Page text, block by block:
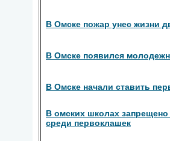
В Омске пожар унес жизни
В Омске появился
В Омске начали ставить
В омских школах
среди первоклашек